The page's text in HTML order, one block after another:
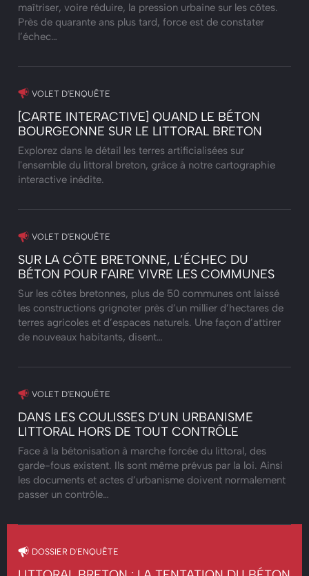
maîtriser, voire réduire, la pression urbaine sur les côtes.
Près de quarante ans plus tard, force est de constater
l’échec…
VOLET D'ENQUÊTE
[CARTE INTERACTIVE] QUAND LE BÉTON
BOURGEONNE SUR LE LITTORAL BRETON
Explorez dans le détail les terres artificialisées sur
l'ensemble du littoral breton, grâce à notre cartographie
interactive inédite.
VOLET D'ENQUÊTE
SUR LA CÔTE BRETONNE, L’ÉCHEC DU
BÉTON POUR FAIRE VIVRE LES COMMUNES
Sur les côtes bretonnes, plus de 50 communes ont laissé
les constructions grignoter près d’un millier d’hectares de
terres agricoles et d’espaces naturels. Une façon d’attirer
de nouveaux habitants, disent…
VOLET D'ENQUÊTE
DANS LES COULISSES D’UN URBANISME
LITTORAL HORS DE TOUT CONTRÔLE
Face à la bétonisation à marche forcée du littoral, des
garde-fous existent. Ils sont même prévus par la loi. Ainsi
les documents et actes d’urbanisme doivent normalement
passer un contrôle…
DOSSIER D'ENQUÊTE